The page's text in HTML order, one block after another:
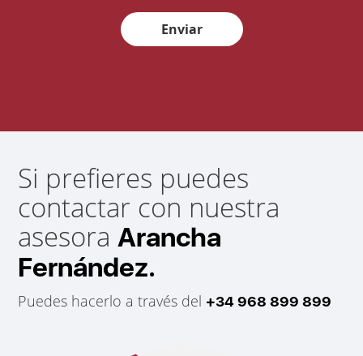
Enviar
Si prefieres puedes
contactar con nuestra
asesoraArancha
Fernández.
Puedes hacerlo a través del +34 968 899 899